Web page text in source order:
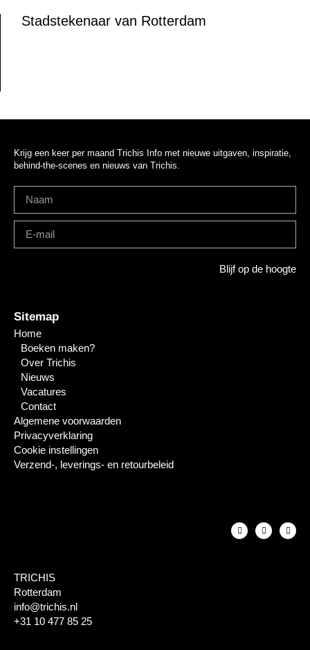
Stadstekenaar van Rotterdam
Krijg een keer per maand Trichis Info met nieuwe uitgaven, inspiratie,
behind-the-scenes en nieuws van Trichis.
Blijf op de hoogte
Sitemap
Home
Boeken maken?
Over Trichis
Nieuws
Vacatures
Contact
Algemene voorwaarden
Privacyverklaring
Cookie instellingen
Verzend-, leverings- en retourbeleid
TRICHIS
Rotterdam
info@trichis.nl
+31 10 477 85 25